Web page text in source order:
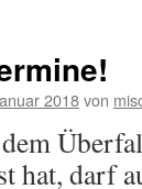
2018von
hat, darf